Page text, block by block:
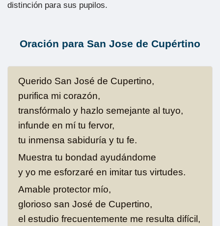
distinción para sus pupilos.
Oración para San Jose de Cupértino
Querido San José de Cupertino,
purifica mi corazón,
transfórmalo y hazlo semejante al tuyo,
infunde en mí tu fervor,
tu inmensa sabiduría y tu fe.
Muestra tu bondad ayudándome
y yo me esforzaré en imitar tus virtudes.
Amable protector mío,
glorioso san José de Cupertino,
el estudio frecuentemente me resulta difícil,